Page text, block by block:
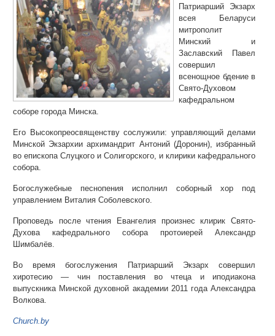
Патриарший Экзарх
всея Беларуси
митрополит
Минский и
Заславский Павел
совершил
всенощное бдение в
Свято-Духовом
кафедральном
соборе города Минска.
Его Высокопреосвященству сослужили: управляющий делами
Минской Экзархии архимандрит Антоний (Доронин), избранный
во епископа Слуцкого и Солигорского, и клирики кафедрального
собора.
Богослужебные песнопения исполнил соборный хор под
управлением Виталия Соболевского.
Проповедь после чтения Евангелия произнес клирик Свято-
Духова кафедрального собора протоиерей Александр
Шимбалёв.
Во время богослужения Патриарший Экзарх совершил
хиротесию — чин поставления во чтеца и иподиакона
выпускника Минской духовной академии 2011 года Александра
Волкова.
Church.by